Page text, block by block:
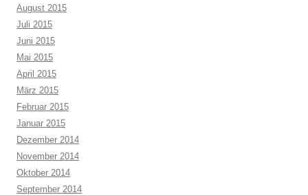
August 2015
Juli 2015
Juni 2015
Mai 2015
April 2015
März 2015
Februar 2015
Januar 2015
Dezember 2014
November 2014
Oktober 2014
September 2014